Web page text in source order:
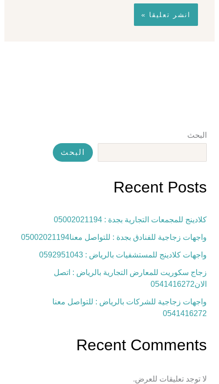
البحث
البحث
Recent Posts
كلادينج للمجمعات التجارية بجدة : 05002021194
واجهات زجاجية للفنادق بجدة : للتواصل معنا05002021194
واجهات كلادينج للمستشفيات بالرياض : 0592951043
زجاج سكوريت للمعارض التجارية بالرياض : اتصل
الان0541416272
واجهات زجاجية للشركات بالرياض : للتواصل معنا
0541416272
Recent Comments
لا توجد تعليقات للعرض.